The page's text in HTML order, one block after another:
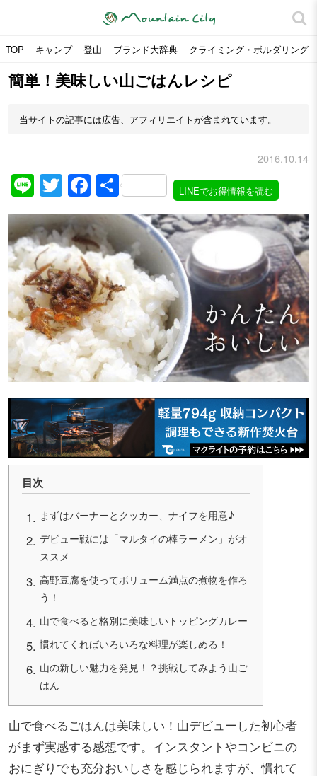
TOP キャンプ 登山 ブランド大辞典 クライミング・ボルダリング
簡単！美味しい山ごはんレシピ
当サイトの記事には広告、アフィリエイトが含まれています。
2016.10.14
LineTwitter
Facebook
共
有
LINEでお得情報を読む
目次
まずはバーナーとクッカー、ナイフを用意♪
デビュー戦には「マルタイの棒ラーメン」がオ
ススメ
高野豆腐を使ってボリューム満点の煮物を作ろ
う！
山で食べると格別に美味しいトッピングカレー
慣れてくればいろいろな料理が楽しめる！
山の新しい魅力を発見！？挑戦してみよう山ご
はん
山で食べるごはんは美味しい！山デビューした初心者
がまず実感する感想です。インスタントやコンビニの
おにぎりでも充分おいしさを感じられますが、慣れて